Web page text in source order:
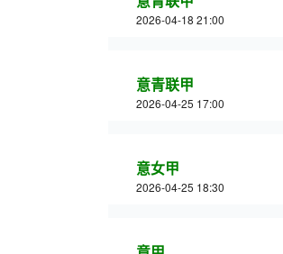
2026-04-18 21:00
意青联甲
2026-04-25 17:00
意女甲
2026-04-25 18:30